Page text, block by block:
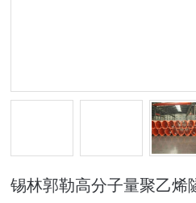
锡林郭勒高分子量聚乙烯